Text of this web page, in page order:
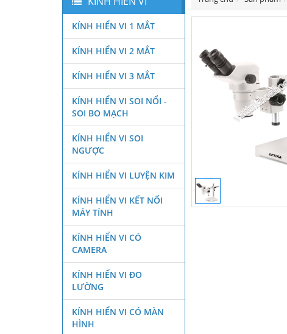
KÍNH HIỂN VI 1 MẮT
KÍNH HIỂN VI 2 MẮT
KÍNH HIỂN VI 3 MẮT
KÍNH HIỂN VI SOI NỔI -
SOI BO MẠCH
KÍNH HIỂN VI SOI
NGƯỢC
KÍNH HIỂN VI LUYỆN KIM
KÍNH HIỂN VI KẾT NỐI
MÁY TÍNH
KÍNH HIỂN VI CÓ
CAMERA
KÍNH HIỂN VI ĐO
LƯỜNG
KÍNH HIỂN VI CÓ MÀN
HÌNH